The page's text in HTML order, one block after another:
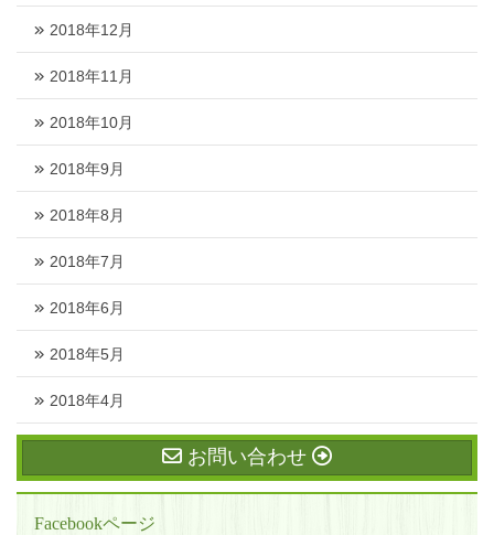
2018年12月
2018年11月
2018年10月
2018年9月
2018年8月
2018年7月
2018年6月
2018年5月
2018年4月
お問い合わせ
Facebookページ